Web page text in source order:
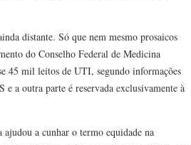
distante. Só que nem mesmo prosaicos
do Conselho Federal de Medicina
45 mil leitos de UTI, segundo informações
a outra parte é reservada exclusivamente à
a cunhar o termo equidade na